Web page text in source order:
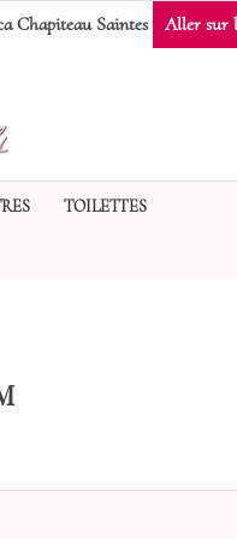
Chapiteau Saintes Aller sur
TOILETTES